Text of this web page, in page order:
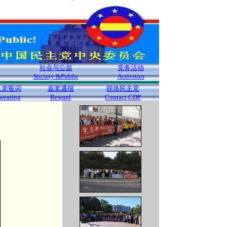
社会与公益
Society &Public
党务活动
Activities
党誓词
嘉奖通报
Reward
联络民主党
Contact CDP